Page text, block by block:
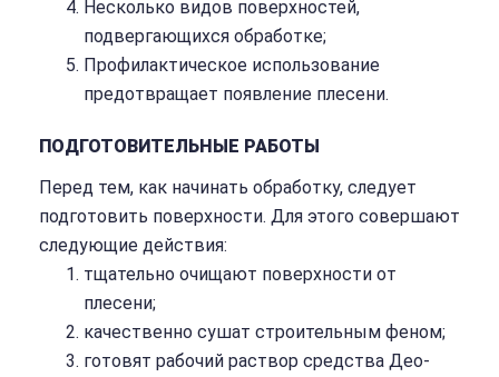
Несколько видов поверхностей,
подвергающихся обработке;
Профилактическое использование
предотвращает появление плесени.
ПОДГОТОВИТЕЛЬНЫЕ РАБОТЫ
Перед тем, как начинать обработку, следует
подготовить поверхности. Для этого совершают
следующие действия:
тщательно очищают поверхности от
плесени;
качественно сушат строительным феном;
готовят рабочий раствор средства Део-